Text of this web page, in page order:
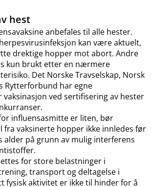
hest
anbefales til alle hester.
kan være aktuelt,
drektige hopper mot abort. Andre
kun brukt etter en nærmere
Det Norske Travselskap, Norsk
Rytterforbund har egne
ved sertifisering av hester
influensasmitte er liten, bør
fra vaksinerte hopper ikke innledes før
alder på grunn av mulig interferens
for store belastninger i
transport og deltagelse i
fysisk aktivitet er ikke til hinder for å